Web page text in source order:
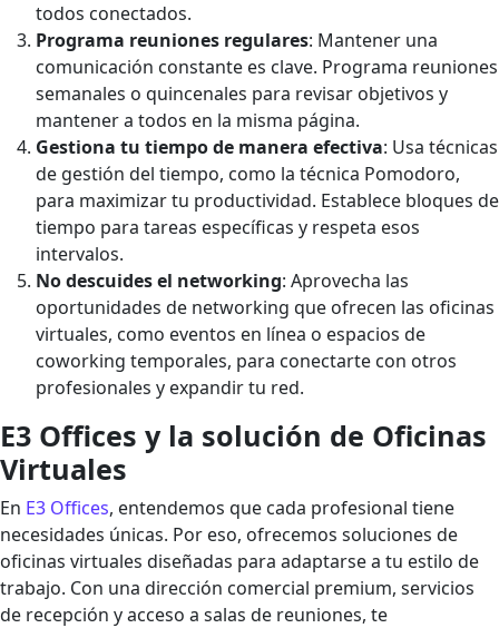
todos conectados.
Programa reuniones regulares: Mantener una
comunicación constante es clave. Programa reuniones
semanales o quincenales para revisar objetivos y
mantener a todos en la misma página.
Gestiona tu tiempo de manera efectiva: Usa técnicas
de gestión del tiempo, como la técnica Pomodoro,
para maximizar tu productividad. Establece bloques de
tiempo para tareas específicas y respeta esos
intervalos.
No descuides el networking: Aprovecha las
oportunidades de networking que ofrecen las oficinas
virtuales, como eventos en línea o espacios de
coworking temporales, para conectarte con otros
profesionales y expandir tu red.
E3 Offices y la solución de Oficinas
Virtuales
En E3 Offices, entendemos que cada profesional tiene
necesidades únicas. Por eso, ofrecemos soluciones de
oficinas virtuales diseñadas para adaptarse a tu estilo de
trabajo. Con una dirección comercial premium, servicios
de recepción y acceso a salas de reuniones, te